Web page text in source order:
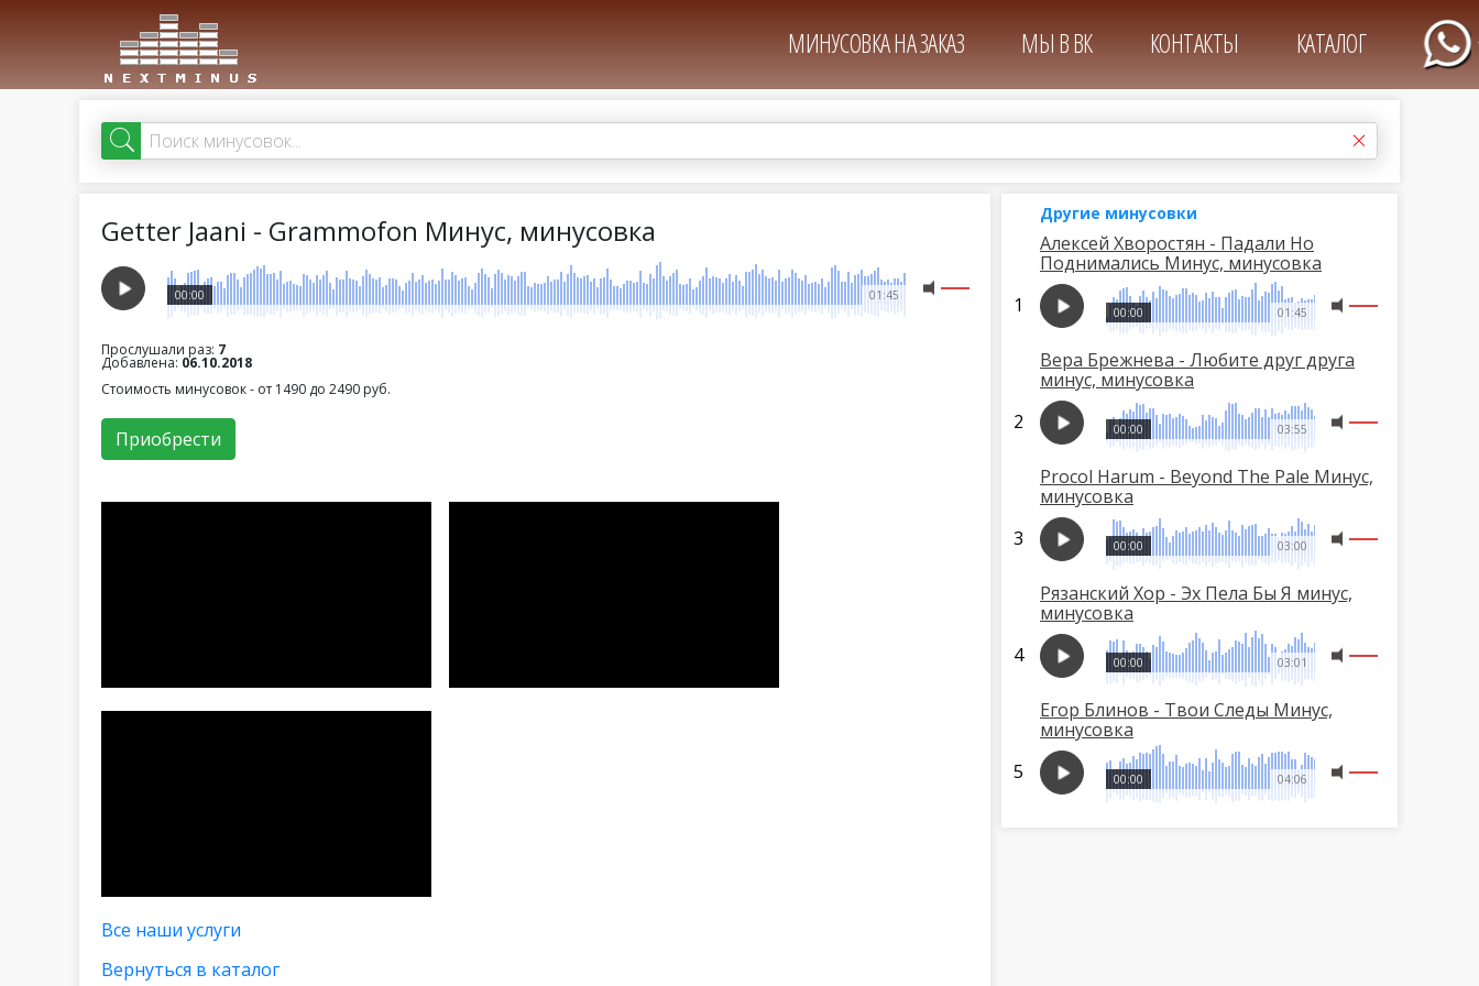
МИНУСОВКА НА ЗАКАЗ МЫ В ВК КОНТАКТЫ КАТАЛОГ
Getter Jaani - Grammofon Минус, минусовка
01:45
00:00
Прослушали раз: 7
Добавлена: 06.10.2018
Стоимость минусовок - от 1490 до 2490 руб.
Приобрести
Все наши услуги
Вернуться в каталог
Другие минусовки
Алексей Хворостян - Падали Но
Поднимались Минус, минусовка
01:45
00:00
Вера Брежнева - Любите друг друга
минус, минусовка
03:55
00:00
Procol Harum - Beyond The Pale Минус,
минусовка
03:00
00:00
Рязанский Хор - Эх Пела Бы Я минус,
минусовка
03:01
00:00
Егор Блинов - Твои Следы Минус,
минусовка
04:06
00:00